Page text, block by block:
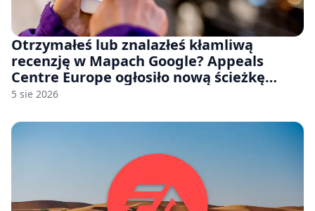
Otrzymałeś lub znalazłeś kłamliwą
recenzję w Mapach Google? Appeals
Centre Europe ogłosiło nową ścieżkę
odwoławczą dla firm i konsumentów
5 sie 2026